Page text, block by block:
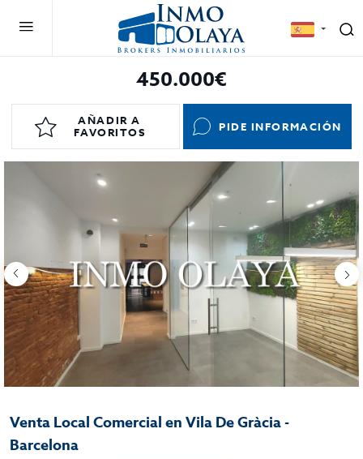
450.000€
AÑADIR A
FAVORITOS
PIDE INFORMACIÓN
Venta Local Comercial en Vila De Gràcia -
Barcelona